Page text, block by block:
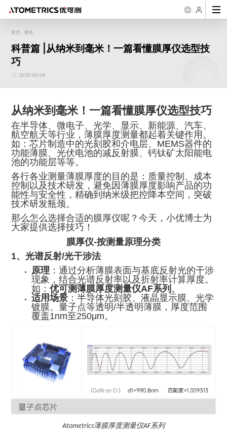
传感器
3D线激光测量仪 AR
系列
系列
器 AS系列
二维尺寸测量
粗糙度/台阶/三
维形貌测量
2D/3D缺陷观测
膜厚/周期性3D
结构测量
薄膜厚度测量仪 AF
系列
衍射三维形貌仪 NM
系列
半导体量检测设
晶圆三维量测设备
WPM系列
晶圆三维检测设备
测设备 Elite Pro系
列
晶圆厚度/TTV/翘曲
自动测量设备 APS
系列
半导体 新能源
精密加工
航天航空
异
机械加工入门
首页 资讯
科普篇 |从纳米到毫米！一篇看懂膜厚仪选型技
巧
2025-05-09
从纳米到毫米！一篇看懂膜厚仪选型技巧
在半导体、微电子、光学、显示、新能源、汽车、
航空航天等行业，薄膜厚度测量都起着关键作用。
如：芯片制造中的光刻胶和介电层、MEMS器件的
功能薄膜、光伏电池的减反射膜、钙钛矿太阳能电
池的功能层等等。
各行各业测量薄膜厚度的目的是：质量控制、成本
控制以及技术研发，避免因薄膜厚度影响产品的功
能性与安全性，精确到纳米级把控降本空间，突破
技术研发瓶颈。
那么怎么选择合适的膜厚仪呢？今天，小优博士为
大家提供选择技巧！
膜厚仪-按测量原理分类
1、光谱反射/光干涉法
原理 ：通过分析薄膜表面与基底反射光的干涉
现象，结合光谱反射率以及折射率计算厚度。
如：优可测薄膜厚度测量仪AF系列 。
适用场景 ：半导体光刻胶、液晶显示膜、光学
镀膜、量子点等透明/半透明薄膜，厚度范围
覆盖1nm至250μm。
Atometrics薄膜厚度测量仪AF系列